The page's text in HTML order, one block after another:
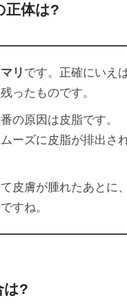
正体は?
リ です。正確にいえ
ったものです。
の原因は皮脂です。
ーズに皮脂が排出さ
皮膚が腫れたあとに
すね。
は?